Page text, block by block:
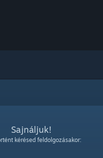
Sajnáljuk!
kérésed feldolgozásakor: